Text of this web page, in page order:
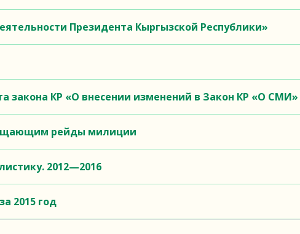
Президента Кыргызской Республики»
закона КР «О внесении изменений в Закон КР «О СМИ»
рейды милиции
2012—2016
2015 год